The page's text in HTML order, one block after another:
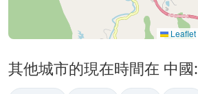
Leaflet
其他城市的現在時間在 中國: